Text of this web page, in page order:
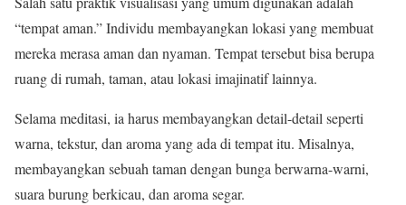
“tempat aman.” Individu membayangkan lokasi yang membuat
mereka merasa aman dan nyaman. Tempat tersebut bisa berupa
ruang di rumah, taman, atau lokasi imajinatif lainnya.
Selama meditasi, ia harus membayangkan detail-detail seperti
warna, tekstur, dan aroma yang ada di tempat itu. Misalnya,
membayangkan sebuah taman dengan bunga berwarna-warni,
suara burung berkicau, dan aroma segar.